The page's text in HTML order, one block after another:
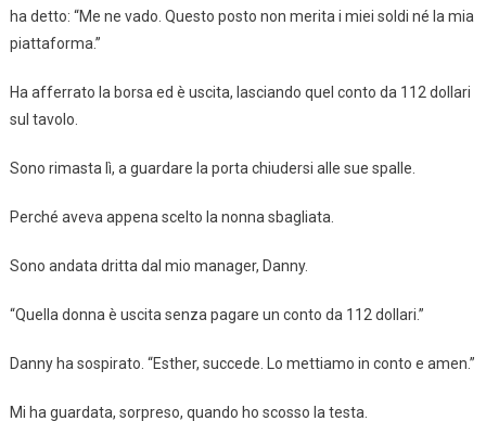
ha detto: “Me ne vado. Questo posto non merita i miei soldi né la mia
piattaforma.”
Ha afferrato la borsa ed è uscita, lasciando quel conto da 112 dollari
sul tavolo.
Sono rimasta lì, a guardare la porta chiudersi alle sue spalle.
Perché aveva appena scelto la nonna sbagliata.
Sono andata dritta dal mio manager, Danny.
“Quella donna è uscita senza pagare un conto da 112 dollari.”
Danny ha sospirato. “Esther, succede. Lo mettiamo in conto e amen.”
Mi ha guardata, sorpreso, quando ho scosso la testa.